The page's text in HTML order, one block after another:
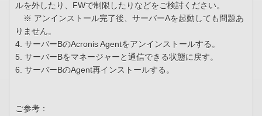
ルを外したり、FWで制限したりなどをご検討ください。
※ アンインストール完了後、サーバーAを起動しても問題あ
りません。
4. サーバーBのAcronis Agentをアンインストールする。
5. サーバーBをマネージャーと通信できる状態に戻す。
6. サーバーBのAgent再インストールする。
ご参考：